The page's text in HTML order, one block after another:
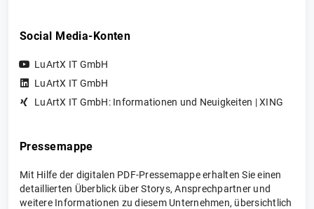
Social Media-Konten
LuArtX IT GmbH
LuArtX IT GmbH
LuArtX IT GmbH: Informationen und Neuigkeiten | XING
Pressemappe
Mit Hilfe der digitalen PDF-Pressemappe erhalten Sie einen
detaillierten Überblick über Storys, Ansprechpartner und
weitere Informationen zu diesem Unternehmen, übersichtlich